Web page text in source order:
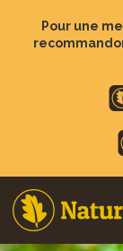
contenu
Pour une